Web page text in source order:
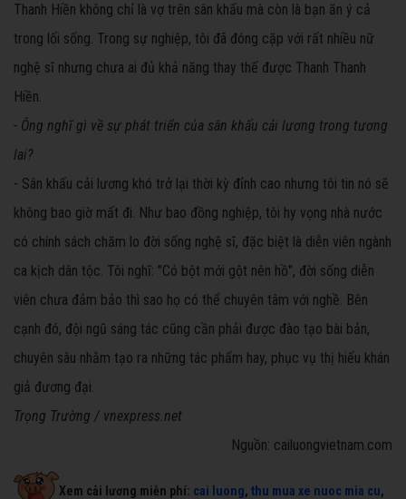
Thanh Hiền không chỉ là vợ trên sân khấu mà còn là bạn ăn ý cả
trong lối sống. Trong sự nghiệp, tôi đã đóng cặp với rất nhiều nữ
nghệ sĩ nhưng chưa ai đủ khả năng thay thế được Thanh Thanh
Hiền.
- Ông nghĩ gì về sự phát triển của sân khấu cải lương trong tương
lai?
- Sân khấu cải lương khó trở lại thời kỳ đỉnh cao nhưng tôi tin nó sẽ
không bao giờ mất đi. Như bao đồng nghiệp, tôi hy vọng nhà nước
có chính sách chăm lo đời sống nghệ sĩ, đặc biệt là diễn viên ngành
ca kịch dân tộc. Tôi nghĩ: "Có bột mới gột nên hồ", đời sống diễn
viên chưa đảm bảo thì sao họ có thể chuyên tâm với nghề. Bên
cạnh đó, đội ngũ sáng tác cũng cần phải được đào tạo bài bản,
chuyên sâu nhằm tạo ra những tác phẩm hay, phục vụ thị hiếu khán
giả đương đại.
Trọng Trường / vnexpress.net
Nguồn: cailuongvietnam.com
Xem cải lương miễn phí: cai luong, thu mua xe nuoc mia cu,